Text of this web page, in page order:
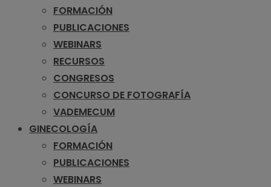
FORMACIÓN
PUBLICACIONES
WEBINARS
RECURSOS
CONGRESOS
CONCURSO DE FOTOGRAFÍA
VADEMECUM
GINECOLOGÍA
FORMACIÓN
PUBLICACIONES
WEBINARS